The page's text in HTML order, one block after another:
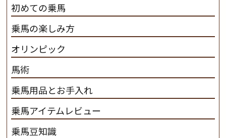
初めての乗馬
乗馬の楽しみ方
オリンピック
馬術
乗馬用品とお手入れ
乗馬アイテムレビュー
乗馬豆知識